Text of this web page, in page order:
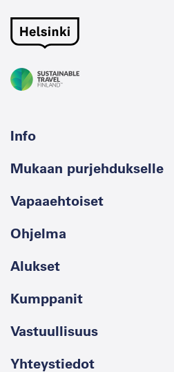
Info
Mukaan purjehdukselle
Vapaaehtoiset
Ohjelma
Alukset
Kumppanit
Vastuullisuus
Yhteystiedot